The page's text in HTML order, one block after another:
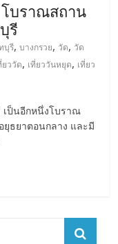
โบราณสถาน
รี
บุรี,บางกรวย, วัด, วัด
ยววัด, เที่ยววันหยุด, เที่ยว
เป็นอีกหนึ่งโบราณ
ธยาตอนกลาง และมี